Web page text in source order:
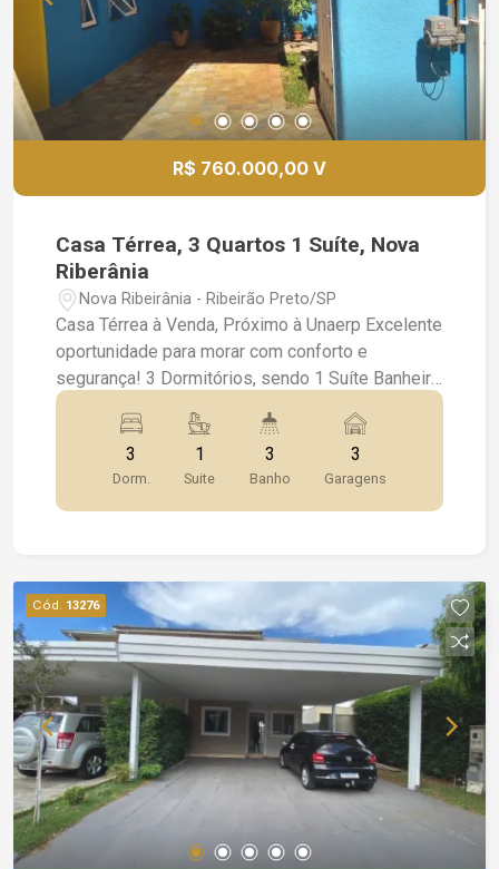
R$ 760.000,00 V
Casa Térrea, 3 Quartos 1 Suíte, Nova
Riberânia
Nova Ribeirânia - Ribeirão Preto/SP
Casa Térrea à Venda, Próximo à Unaerp Excelente
oportunidade para morar com conforto e
segurança! 3 Dormitórios, sendo 1 Suíte Banheiro
Social 3 Vagas de Garagem Ambientes com
Armários Planejados Ar Condicionado e
Ventiladores Sistema de Energia Fotovoltaica
Câmeras de Segurança Área de Churrasco
Piscina Privativa Portão Eletrônico Localização
praticidade e lazer em um só lugar. Agende sua
visita e venha conhecer de perto essa
oportunidade!
3
Dorm.
1
Suite
3
Banho
3
Garagens
Cód. 13276